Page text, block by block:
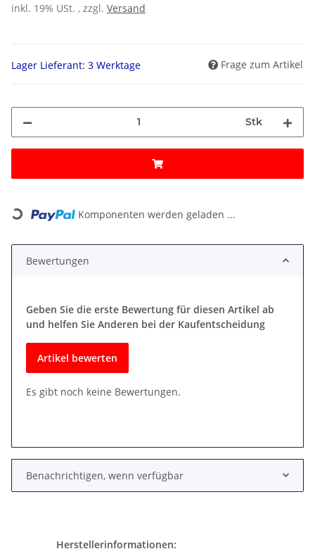
inkl. 19% USt. , zzgl. Versand
Lager Lieferant: 3 Werktage Frage zum Artikel
Stk
Loading... Komponenten werden geladen ...
Bewertungen
Geben Sie die erste Bewertung für diesen Artikel ab
und helfen Sie Anderen bei der Kaufentscheidung
Artikel bewerten
Es gibt noch keine Bewertungen.
Benachrichtigen, wenn verfügbar
Herstellerinformationen: